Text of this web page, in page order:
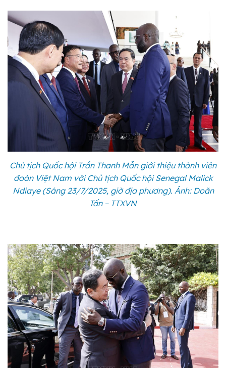
Chủ tịch Quốc hội Trần Thanh Mẫn giới thiệu thành viên
đoàn Việt Nam với Chủ tịch Quốc hội Senegal Malick
Ndiaye (Sáng 23/7/2025, giờ địa phương). Ảnh: Doãn
Tấn – TTXVN